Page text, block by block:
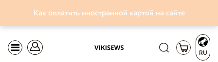
Как оплатить иностранной картой на сайте
RU